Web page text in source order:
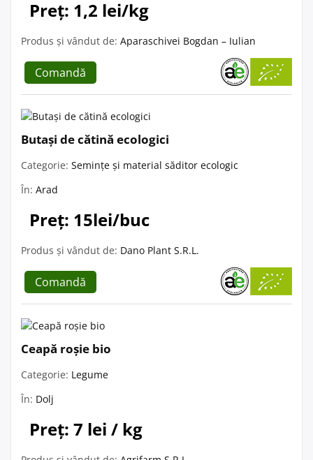
Preț: 1,2 lei/kg
Produs și vândut de: Aparaschivei Bogdan – Iulian
Comandă
Butași de cătină ecologici
Categorie: Semințe și material săditor ecologic
În: Arad
Preț: 15lei/buc
Produs și vândut de: Dano Plant S.R.L.
Comandă
Ceapă roșie bio
Categorie: Legume
În: Dolj
Preț: 7 lei / kg